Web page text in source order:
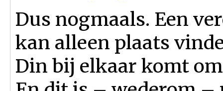
Dus nogmaals. Een
kan alleen plaats
Din bij elkaar komt